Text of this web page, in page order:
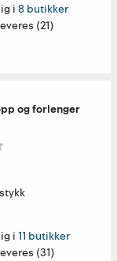
i 8 butikker
(21)
og forlenger
i 11 butikker
(31)